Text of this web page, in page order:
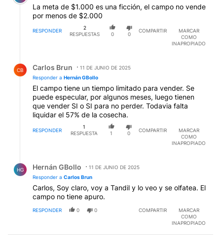
La meta de $1.000 es una ficción, el campo no vende
por menos de $2.000
RESPONDER
2
RESPUESTAS
0 0
COMPARTIR
MARCAR
COMO
INAPROPIADO
CB Carlos Brun
11 DE JUNIO DE 2025
Responder a Hernán GBollo
El campo tiene un tiempo limitado para vender. Se
puede especular, por algunos meses, luego tienen
que vender SI o SI para no perder. Todavia falta
liquidar el 57% de la cosecha.
RESPONDER
1
RESPUESTA
1 0
COMPARTIR
MARCAR
COMO
INAPROPIADO
HG Hernán GBollo
11 DE JUNIO DE 2025
Responder a Carlos Brun
Carlos, Soy claro, voy a Tandil y lo veo y se olfatea. El
campo no tiene apuro.
RESPONDER 0 0 COMPARTIR
MARCAR
COMO
INAPROPIADO